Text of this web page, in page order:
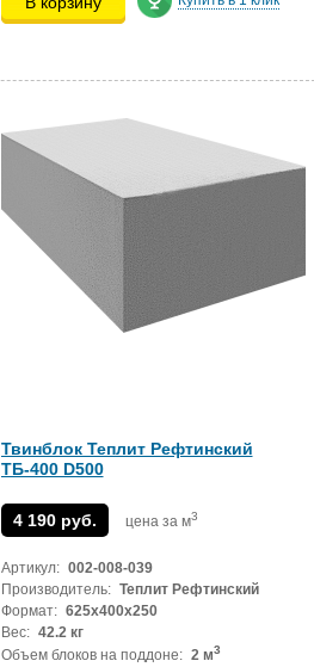
Твинблок Теплит Рефтинский
ТБ-400 D500
4 190 руб. цена за м3
Артикул: 002-008-039
Производитель: Теплит Рефтинский
Формат: 625х400х250
Вес: 42.2 кг
Объем блоков на поддоне: 2 м3